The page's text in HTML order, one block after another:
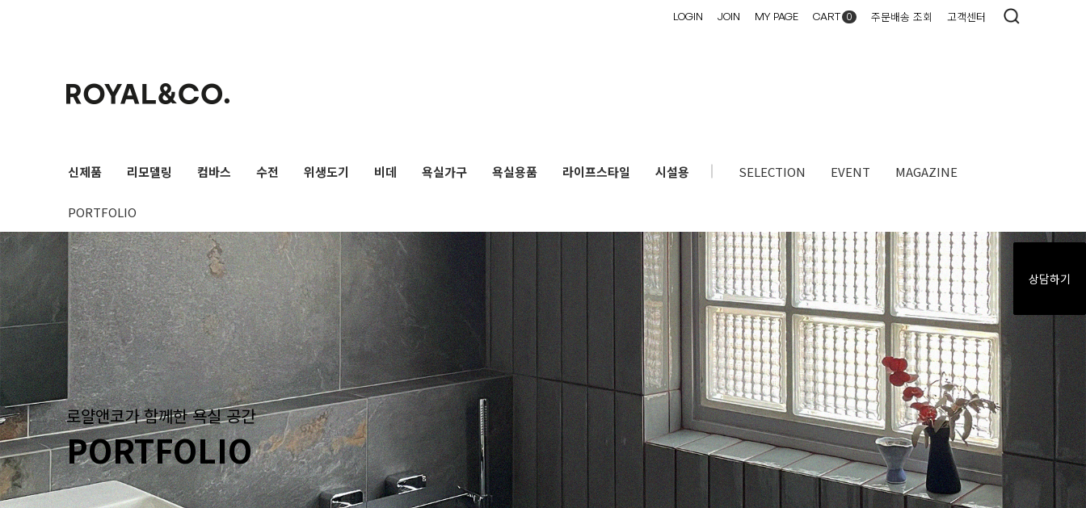
LOGIN JOIN MY PAGE CART 0 주문배송 조회 고객센터
신제품 리모델링 컴바스 수전 위생도기 비데 욕실가구 욕실용품 라이프스타일 시설용 SELECTION EVENT MAGAZINE​
PORTFOLIO
상담하기
로얄앤코가 함께한 욕실 공간
PORTFOLIO